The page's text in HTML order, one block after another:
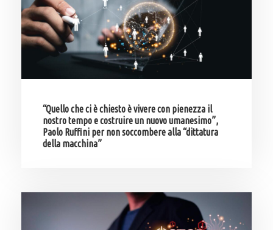
“Quello che ci è chiesto è vivere con pienezza il
nostro tempo e costruire un nuovo umanesimo”,
Paolo Ruffini per non soccombere alla “dittatura
della macchina”